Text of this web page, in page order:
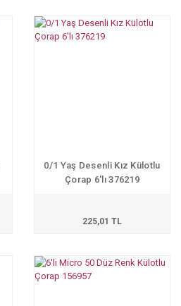
0/1 Yaş Desenli Kız Külotlu
Çorap 6'lı 376219
225,01 TL